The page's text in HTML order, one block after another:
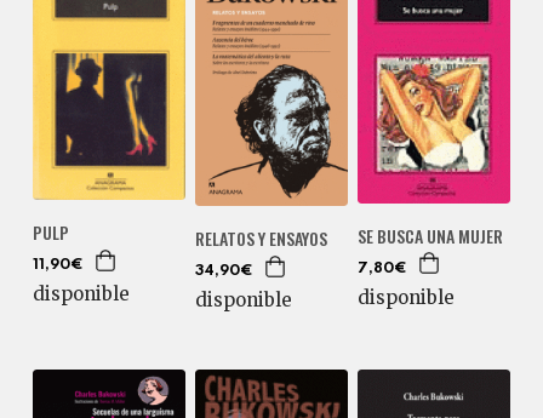
PULP
11,90€
disponible
RELATOS Y ENSAYOS
34,90€
disponible
SE BUSCA UNA MUJER
7,80€
disponible